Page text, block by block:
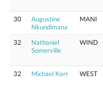
30
Augustine
Nkundimana
MANI
32
Nathaniel
Somerville
WIND
32 Michael Kerr WEST